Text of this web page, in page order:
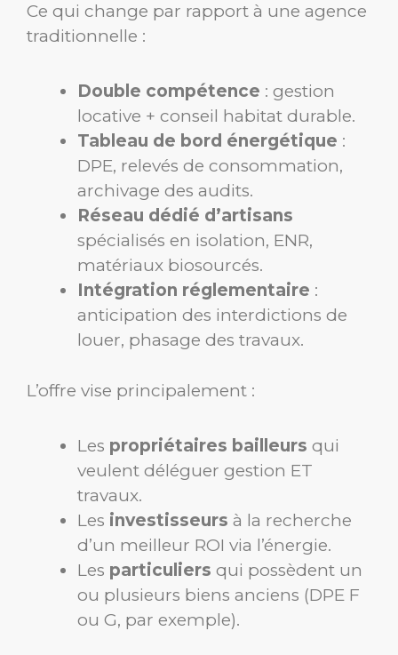
Ce qui change par rapport à une agence
traditionnelle :
Double compétence : gestion
locative + conseil habitat durable.
Tableau de bord énergétique :
DPE, relevés de consommation,
archivage des audits.
Réseau dédié d’artisans
spécialisés en isolation, ENR,
matériaux biosourcés.
Intégration réglementaire :
anticipation des interdictions de
louer, phasage des travaux.
L’offre vise principalement :
Les propriétaires bailleurs qui
veulent déléguer gestion ET
travaux.
Les investisseurs à la recherche
d’un meilleur ROI via l’énergie.
Les particuliers qui possèdent un
ou plusieurs biens anciens (DPE F
ou G, par exemple).